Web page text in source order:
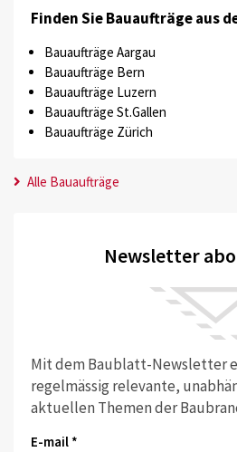
Finden Sie Bauaufträge aus
Bauaufträge Aargau
Bauaufträge Bern
Bauaufträge Luzern
Bauaufträge St.Gallen
Bauaufträge Zürich
Alle Bauaufträge
Newsletter
Mit dem Baublatt-Newsletter
regelmässig relevante,
aktuellen Themen der
E-mail *